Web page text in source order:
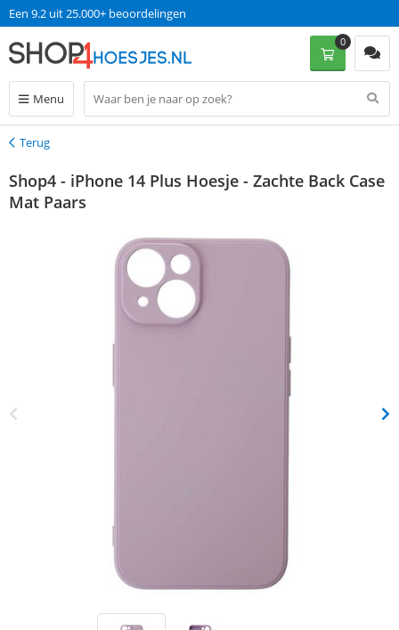
Een 9.2 uit 25.000+ beoordelingen
Menu
0
Terug
Terug
Shop4 - iPhone 14 Plus Hoesje - Zachte Back Case
Mat Paars